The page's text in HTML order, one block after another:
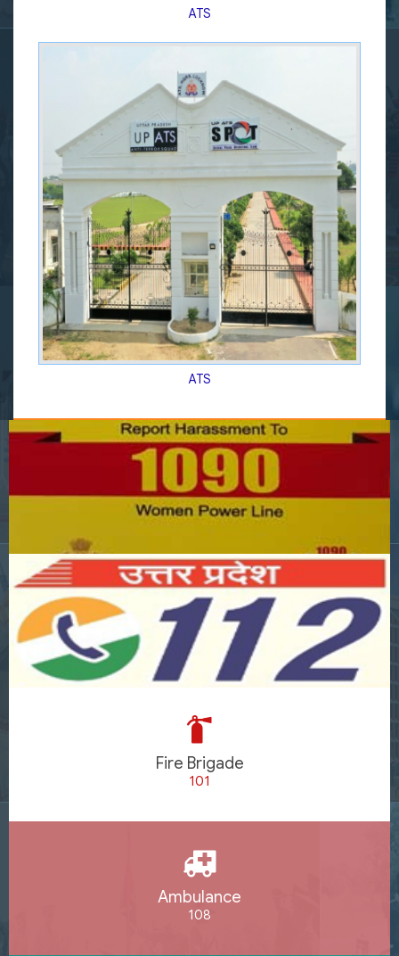
ATS
ATS
Fire Brigade
101
Ambulance
108